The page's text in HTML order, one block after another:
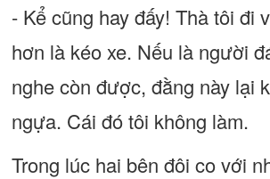
- Kể cũng hay đấy! Thà tôi đi
hơn là kéo xe. Nếu là người
nghe còn được, đằng này lại
ngựa. Cái đó tôi không làm.
Trong lúc hai bên đôi co với